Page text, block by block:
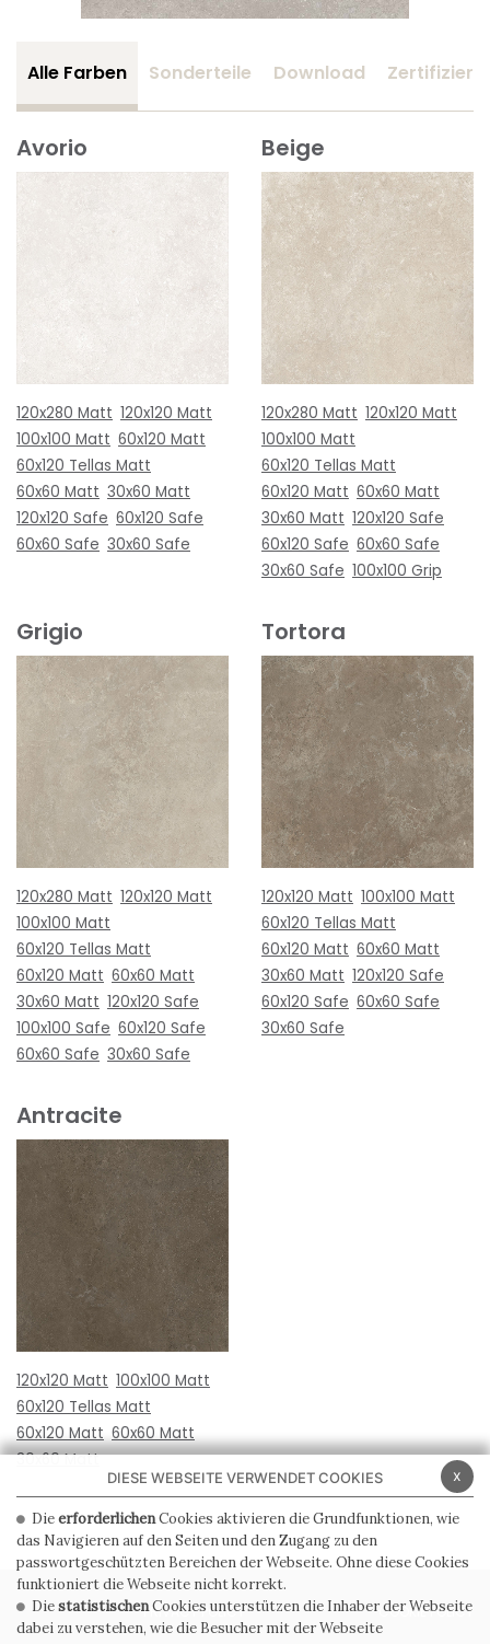
Alle Farben Sonderteile Download
Avorio
120x280 Matt 120x120 Matt
100x100 Matt 60x120 Matt
60x120 Tellas Matt
60x60 Matt 30x60 Matt
120x120 Safe 60x120 Safe
60x60 Safe 30x60 Safe
Beige
120x280 Matt 120x120 Matt
100x100 Matt
60x120 Tellas Matt
60x120 Matt 60x60 Matt
30x60 Matt 120x120 Safe
60x120 Safe 60x60 Safe
30x60 Safe 100x100 Grip
Grigio
120x280 Matt 120x120 Matt
100x100 Matt
60x120 Tellas Matt
60x120 Matt 60x60 Matt
30x60 Matt 120x120 Safe
100x100 Safe 60x120 Safe
60x60 Safe 30x60 Safe
Tortora
120x120 Matt 100x100 Matt
60x120 Tellas Matt
60x120 Matt 60x60 Matt
30x60 Matt 120x120 Safe
60x120 Safe 60x60 Safe
30x60 Safe
Antracite
120x120 Matt 100x100 Matt
60x120 Tellas Matt
60x120 Matt 60x60 Matt
30x60 Matt
PRIVACY POLICY COOKIE POLICY
x
DIESE WEBSEITE VERWENDET COOKIES
DieerforderlichenCookies aktivieren die Grundfunktionen, wie
das Navigieren auf den Seiten und den Zugang zu den
passwortgeschützten Bereichen der Webseite. Ohne diese Cookies
funktioniert die Webseite nicht korrekt.
DiestatistischenCookies unterstützen die Inhaber der Webseite
dabei zu verstehen, wie die Besucher mit der Webseite